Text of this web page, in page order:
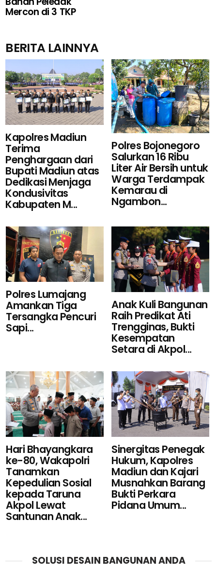
Mercon di 3 TKP
BERITA LAINNYA
Kapolres Madiun
Terima
Penghargaan dari
Bupati Madiun atas
Dedikasi Menjaga
Kondusivitas
Kabupaten M...
Polres Bojonegoro
Salurkan 16 Ribu
Liter Air Bersih untuk
Warga Terdampak
Kemarau di
Ngambon...
Polres Lumajang
Amankan Tiga
Tersangka Pencuri
Sapi...
Anak Kuli Bangunan
Raih Predikat Ati
Trengginas, Bukti
Kesempatan
Setara di Akpol...
Hari Bhayangkara
ke-80, Wakapolri
Tanamkan
Kepedulian Sosial
kepada Taruna
Akpol Lewat
Santunan Anak...
Sinergitas Penegak
Hukum, Kapolres
Madiun dan Kajari
Musnahkan Barang
Bukti Perkara
Pidana Umum...
SOLUSI DESAIN BANGUNAN ANDA